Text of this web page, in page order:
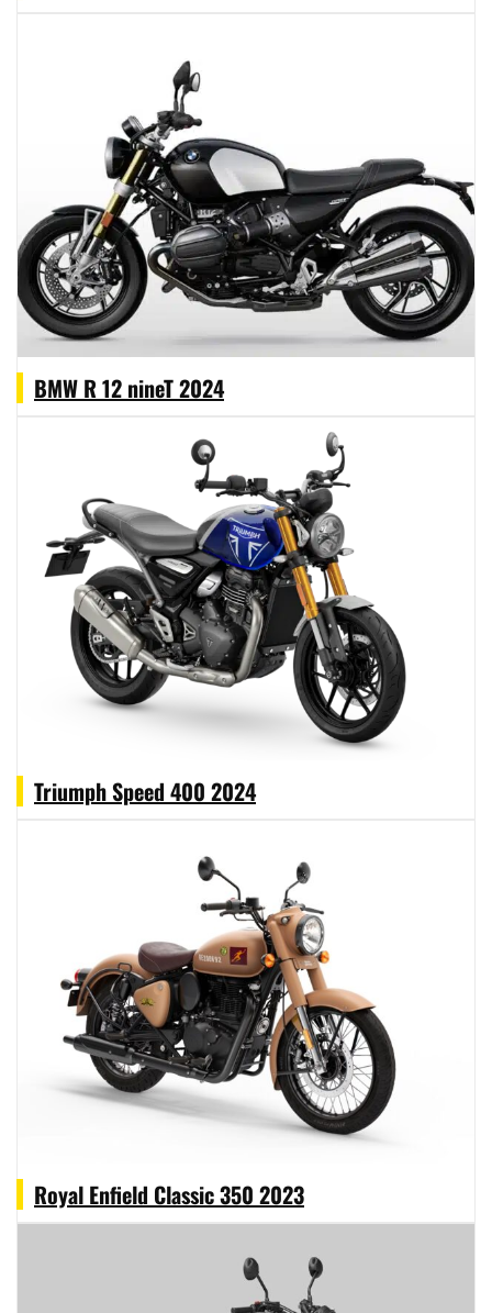
BMW R 12 nineT 2024
Triumph Speed 400 2024
Royal Enfield Classic 350 2023